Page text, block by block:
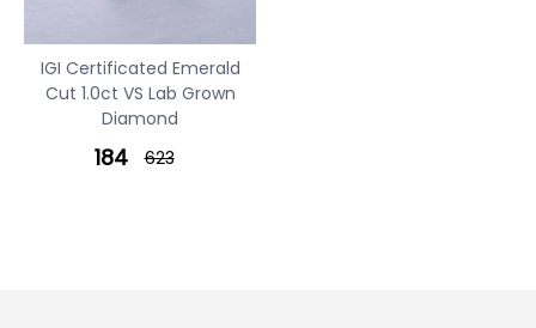
IGI Certificated Emerald
Cut 1.0ct VS Lab Grown
Diamond
184 623